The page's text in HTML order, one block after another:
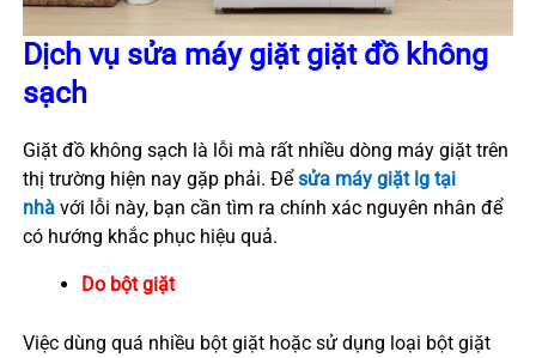
Dịch vụ sửa máy giặt giặt đồ không
sạch
Giặt đồ không sạch là lỗi mà rất nhiều dòng máy giặt trên
thị trường hiện nay gặp phải. Đểsửa máy giặt lg tại
nhàvới lỗi này, bạn cần tìm ra chính xác nguyên nhân để
có hướng khắc phục hiệu quả.
Do bột giặt
Việc dùng quá nhiều bột giặt hoặc sử dụng loại bột giặt